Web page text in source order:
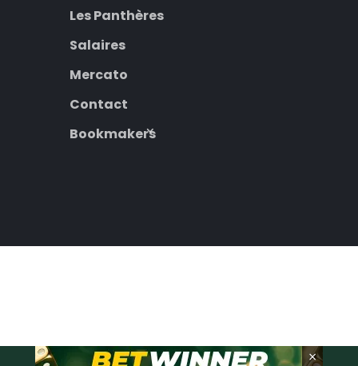
Les Panthères
Salaires
Mercato
Contact
Bookmakers
×